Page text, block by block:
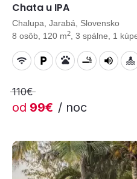
Chata u IPA
Chalupa, Jarabá, Slovensko
8 osôb, 120 m2 , 3 spálne, 1
110€
od 99€ / noc